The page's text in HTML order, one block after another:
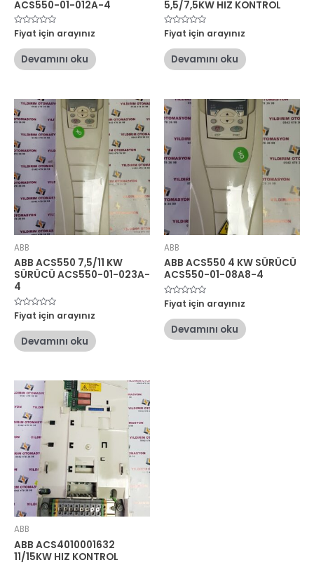
ACS550-01-012A-4
5
üzerinden
oy
aldı
Fiyat için arayınız
Devamını oku
5,5/7,5KW HIZ KONTROL
5
üzerinden
oy
aldı
Fiyat için arayınız
Devamını oku
ABB
ABB ACS550 7,5/11 KW
SÜRÜCÜ ACS550-01-023A-
4
5
üzerinden
oy
aldı
Fiyat için arayınız
Devamını oku
ABB
ABB ACS550 4 KW SÜRÜCÜ
ACS550-01-08A8-4
5
üzerinden
oy
aldı
Fiyat için arayınız
Devamını oku
ABB
ABB ACS4010001632
11/15KW HIZ KONTROL